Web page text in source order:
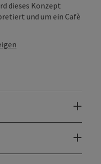
dieses Konzept
und um ein Cafè